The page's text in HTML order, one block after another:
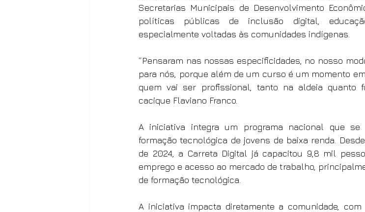
Secretarias Municipais de Desenvolvimento
políticas públicas de inclusão digital,
especialmente voltadas às comunidades indígenas.
“Pensaram nas nossas especificidades, no nosso
para nós, porque além de um curso é um momento
quem vai ser profissional, tanto na aldeia quanto
cacique Flaviano Franco.
A iniciativa integra um programa nacional que se
formação tecnológica de jovens de baixa renda.
de 2024, a Carreta Digital já capacitou 9,8 mil
emprego e acesso ao mercado de trabalho,
de formação tecnológica.
A iniciativa impacta diretamente a comunidade,